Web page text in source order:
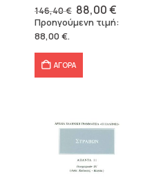
146,40€ Original
price
was:
88,00€Η
τρέχουσα
τιμή
Προηγούμενη τιμή:
88,00€.
ΑΓΟΡΑ